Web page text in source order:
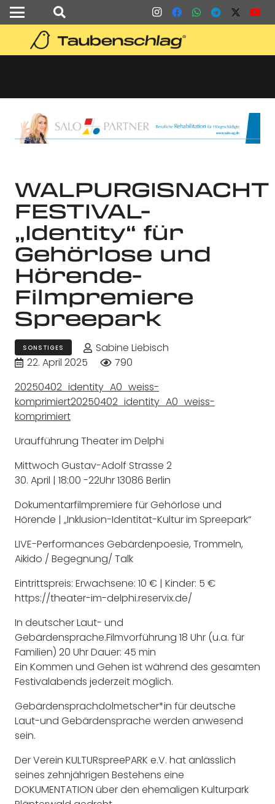
WALPURGISNACHT
FESTIVAL-
„Identity“ für
Gehörlose und
Hörende-
Filmpremiere
Spreepark
SONSTIGES
Sabine Liebisch
22. April 2025
790
20250402_identity_A0_weiss-
komprimiert20250402_identity_A0_weiss-
komprimiert
Uraufführung Theater im Delphi
Mittwoch Gustav-Adolf Strasse 2
30. April | 18:00 -22Uhr 13086 Berlin
Dokumentarfilmpremiere für Gehörlose und
Hörende | „Inklusion-Identität-Kultur im Spreepark“
LIVE-Performances Gebärdenpoesie, Trommeln,
Aikido / Begegnung/ Talk
Eintrittspreis: Erwachsene: 10 € | Kinder: 5 €
https://theater-im-delphi.reservix.de/
In deutscher Laut- und
Gebärdensprache.Filmvorführung 18 Uhr (u.a. für
Familien) 20 Uhr Dauer: 45 min
Ein Kommen und Gehen ist während des gesamten
Festivalabends jederzeit möglich.
Gebärdensprachdolmetscher*in für deutsche
Laut-und Gebärdensprache werden anwesend
sein.
Der Verein KULTURspreePARK e.V. hat anlässlich
seines zehnjährigen Bestehens eine
DOKUMENTATION über den ehemaligen Kulturpark